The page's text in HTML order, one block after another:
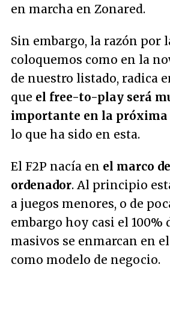
en marcha en Zonared.
Sin embargo, la razón por
coloquemos como en la
de nuestro listado, radica
que el free-to-play será
importante en la próxima
lo que ha sido en esta.
El F2P nacía en el marco
ordenador. Al principio
a juegos menores, o de
embargo hoy casi el 100%
masivos se enmarcan en
como modelo de negocio.